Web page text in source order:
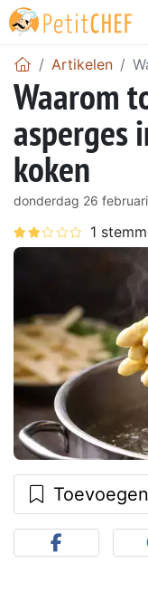
Artikelen
Waarom
asperges
koken
donderdag 26